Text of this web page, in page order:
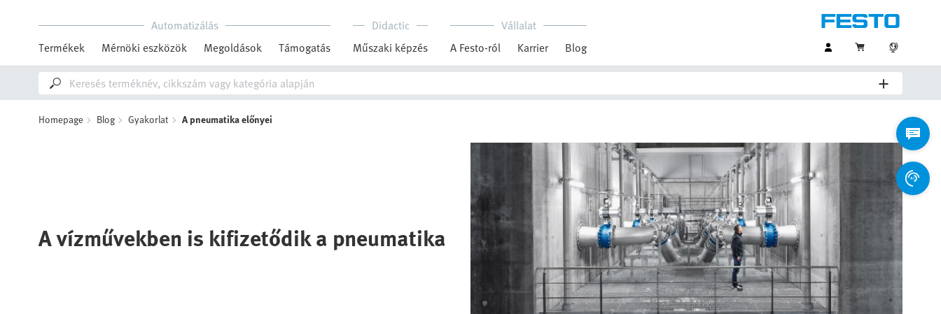
Automatizálás
Termékek
Mérnöki eszközök Megoldások Támogatás
Didactic
Műszaki képzés
Vállalat
A Festo-ról
Karrier Blog
Homepage Blog Gyakorlat A pneumatika előnyei
A vízművekben is kifizetődik a pneumatika